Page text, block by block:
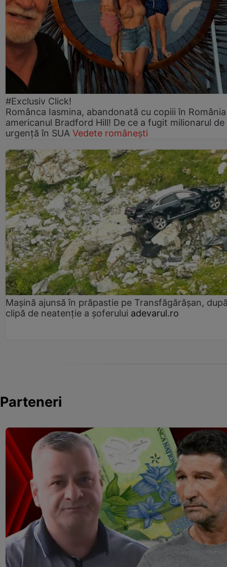
#Exclusiv Click!
Românca Iasmina, abandonată cu copiii în
americanul Bradford Hill! De ce a fugit milionarul de
urgență în SUA Vedete românești
Mașină ajunsă în prăpastie pe Transfăgărășan,
clipă de neatenție a șoferului adevarul.ro
Parteneri